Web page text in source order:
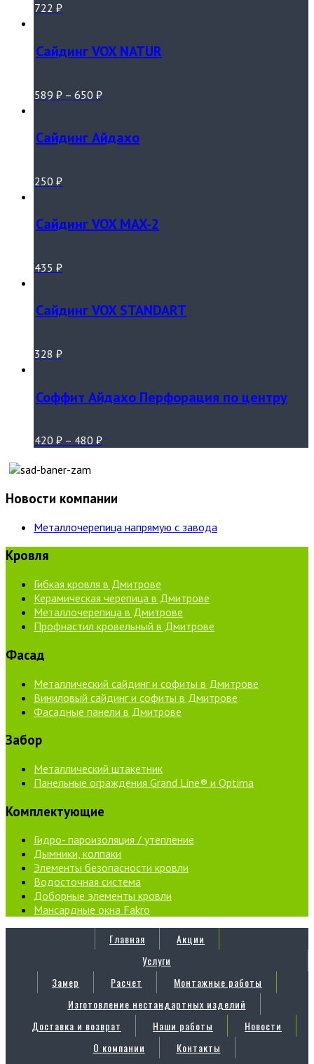
722 ₽
Сайдинг VOX NATUR
589 ₽ – 650 ₽
Сайдинг Айдахо
250 ₽
Сайдинг VOX MAX-2
435 ₽
Сайдинг VOX STANDART
328 ₽
Соффит Айдахо Перфорация по центру
420 ₽ – 480 ₽
Новости компании
Металлочерепица напрямую с завода
Кровля
Гибкая кровля в Дмитрове
Керамическая черепица в Дмитрове
Металлочерепица в Дмитрове
Профнастил кровельный в Дмитрове
Фасад
Металлический сайдинг и софиты в Дмитрове
Виниловый сайдинг и софиты в Дмитрове
Фасадные панели в Дмитрове
Забор
Металлический штакетник
Панельные ограждения Grand Line® и Optima
Комплектующие
Гидро- пароизоляция / утепление
Дымники, колпаки
Элементы безопасности кровли
Водосточная система
Доборные элементы кровли
Мансардные окна Fakro
Главная
Акции
Услуги
Замер
Расчет
Монтажные работы
Изготовление нестандартных изделий
Доставка и возврат
Наши работы
Новости
О компании
Контакты